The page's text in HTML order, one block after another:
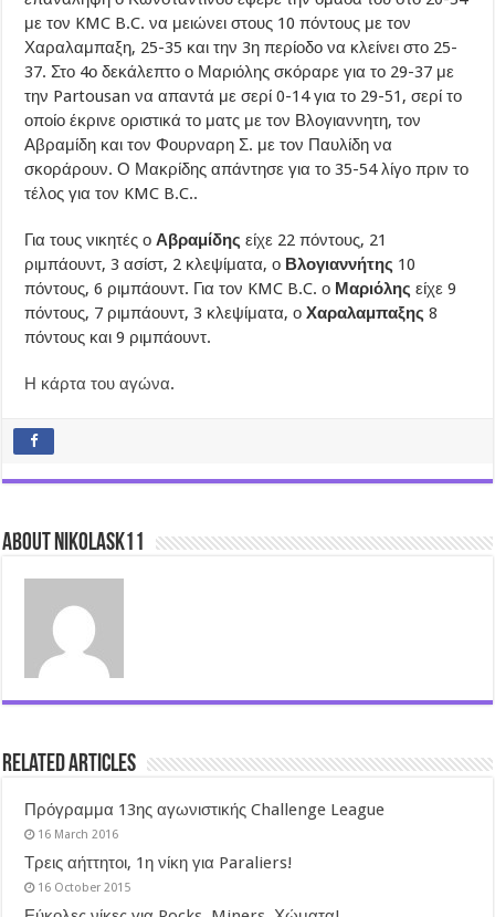
με τον KMC B.C. να μειώνει στους 10 πόντους με τον
Χαραλαμπαξη, 25-35 και την 3η περίοδο να κλείνει στο 25-
37. Στο 4ο δεκάλεπτο ο Μαριόλης σκόραρε για το 29-37 με
την Partousan να απαντά με σερί 0-14 για το 29-51, σερί το
οποίο έκρινε οριστικά το ματς με τον Βλογιαννητη, τον
Αβραμίδη και τον Φουρναρη Σ. με τον Παυλίδη να
σκοράρουν. Ο Μακρίδης απάντησε για το 35-54 λίγο πριν το
τέλος για τον KMC B.C..
Για τους νικητές οΑβραμίδηςείχε 22 πόντους, 21
ριμπάουντ, 3 ασίστ, 2 κλεψίματα, ο Βλογιαννήτης 10
πόντους, 6 ριμπάουντ. Για τον KMC B.C. ο Μαριόληςείχε 9
πόντους, 7 ριμπάουντ, 3 κλεψίματα, οΧαραλαμπαξης8
πόντους και 9 ριμπάουντ.
Η κάρτα του αγώνα.
About nikolask11
Related Articles
Πρόγραμμα 13ης αγωνιστικής Challenge League
16 March 2016
Τρεις αήττητοι, 1η νίκη για Paraliers!
16 October 2015